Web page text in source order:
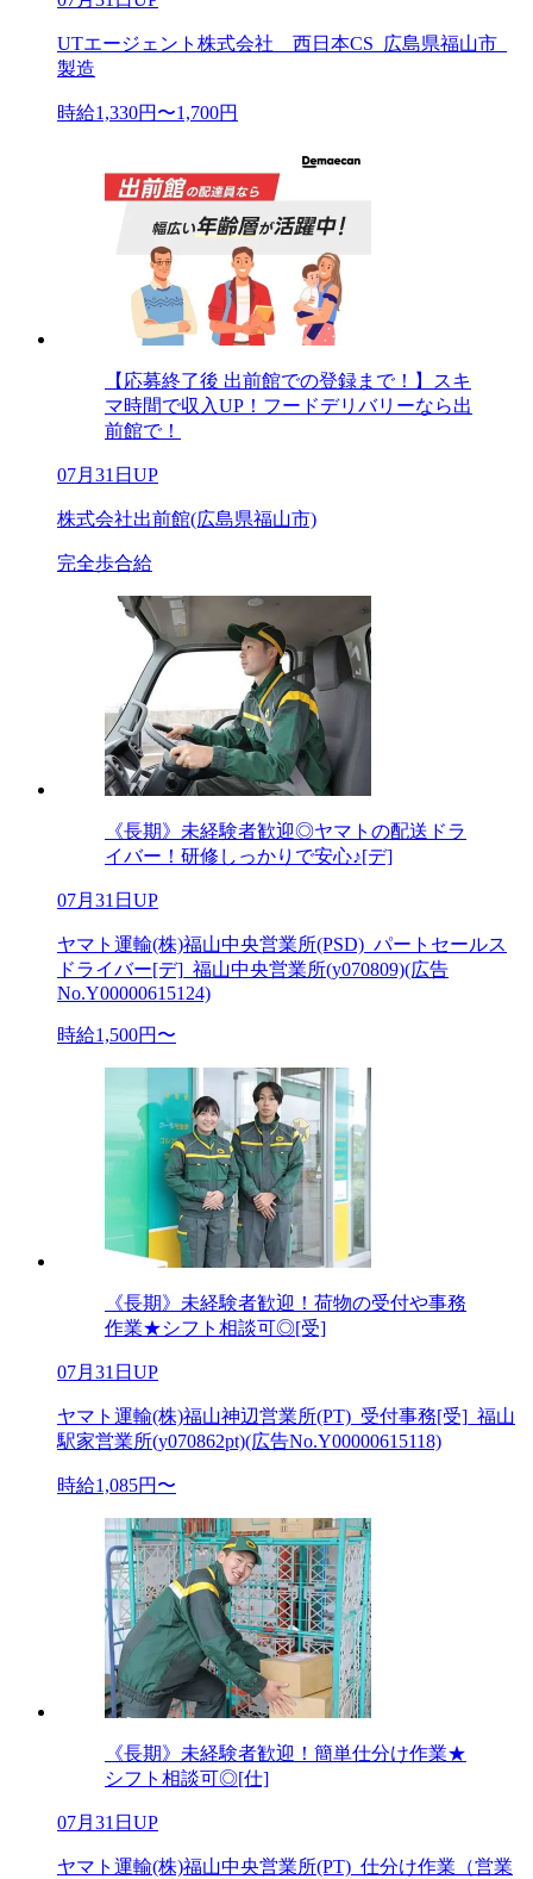
UTエージェント株式会社 西日本CS_広島県福山市_
製造
時給1,330円〜1,700円
【応募終了後 出前館での登録まで！】スキ
マ時間で収入UP！フードデリバリーなら出
前館で！
07月31日UP
株式会社出前館(広島県福山市)
完全歩合給
《長期》未経験者歓迎◎ヤマトの配送ドラ
イバー！研修しっかりで安心♪[デ]
07月31日UP
ヤマト運輸(株)福山中央営業所(PSD)_パートセールス
ドライバー[デ]_福山中央営業所(y070809)(広告
No.Y00000615124)
時給1,500円〜
《長期》未経験者歓迎！荷物の受付や事務
作業★シフト相談可◎[受]
07月31日UP
ヤマト運輸(株)福山神辺営業所(PT)_受付事務[受]_福山
駅家営業所(y070862pt)(広告No.Y00000615118)
時給1,085円〜
《長期》未経験者歓迎！簡単仕分け作業★
シフト相談可◎[仕]
07月31日UP
ヤマト運輸(株)福山中央営業所(PT)_仕分け作業（営業